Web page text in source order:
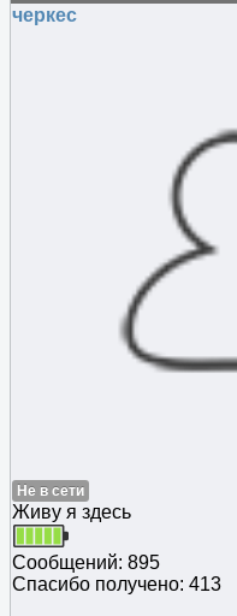
черкес
Не в сети
Живу я здесь
Сообщений: 895
Спасибо получено: 413